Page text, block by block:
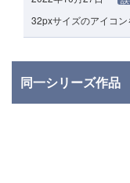
32pxサイズのアイコ
同一シリーズ作品